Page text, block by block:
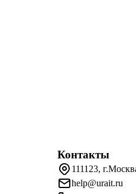
Контакты
111123,
help@urait.ru